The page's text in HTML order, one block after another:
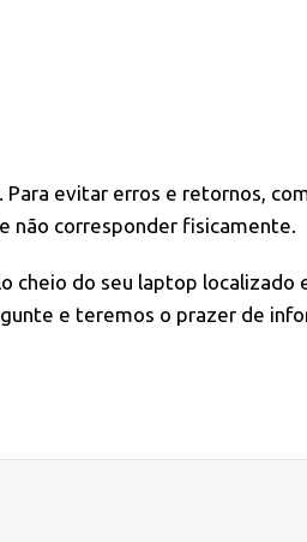
evitar erros e retornos,
não corresponder fisicamente.
do seu laptop localizado
e teremos o prazer de